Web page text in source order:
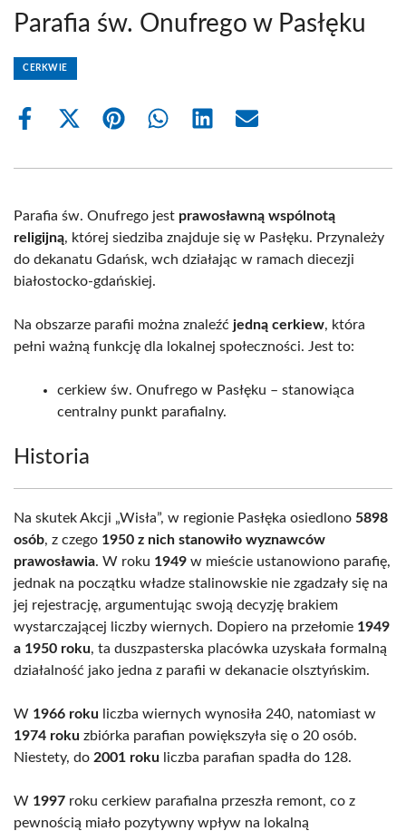
Parafia św. Onufrego w Pasłęku
CERKWIE
Share
Share
(Twitter)
Share Share Share Share
Parafia św. Onufrego jest prawosławną wspólnotą
religijną, której siedziba znajduje się w Pasłęku. Przynależy
do dekanatu Gdańsk, wch działając w ramach diecezji
białostocko-gdańskiej.
Na obszarze parafii można znaleźć jedną cerkiew, która
pełni ważną funkcję dla lokalnej społeczności. Jest to:
cerkiew św. Onufrego w Pasłęku – stanowiąca
centralny punkt parafialny.
Historia
Na skutek Akcji „Wisła”, w regionie Pasłęka osiedlono 5898
osób, z czego 1950 z nich stanowiło wyznawców
prawosławia. W roku 1949 w mieście ustanowiono parafię,
jednak na początku władze stalinowskie nie zgadzały się na
jej rejestrację, argumentując swoją decyzję brakiem
wystarczającej liczby wiernych. Dopiero na przełomie 1949
a 1950 roku, ta duszpasterska placówka uzyskała formalną
działalność jako jedna z parafii w dekanacie olsztyńskim.
W 1966 roku liczba wiernych wynosiła 240, natomiast w
1974 roku zbiórka parafian powiększyła się o 20 osób.
Niestety, do 2001 roku liczba parafian spadła do 128.
W 1997 roku cerkiew parafialna przeszła remont, co z
pewnością miało pozytywny wpływ na lokalną